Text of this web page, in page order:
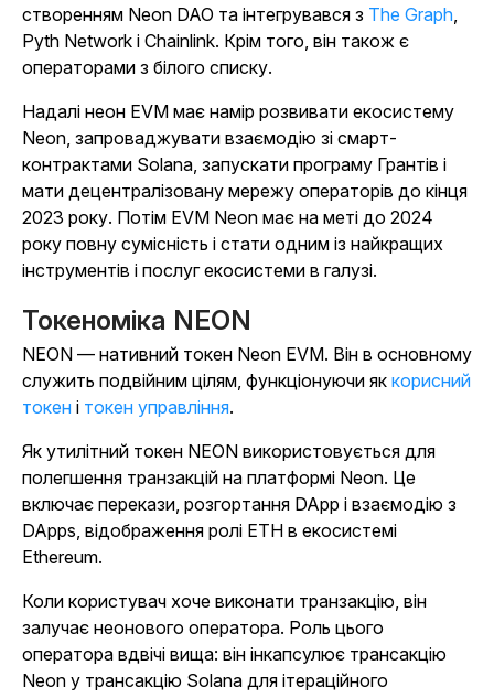
створенням Neon DAO та інтегрувався з The Graph,
Pyth Network і Chainlink. Крім того, він також є
операторами з білого списку.
Надалі неон EVM має намір розвивати екосистему
Neon, запроваджувати взаємодію зі смарт-
контрактами Solana, запускати програму Грантів і
мати децентралізовану мережу операторів до кінця
2023 року. Потім EVM Neon має на меті до 2024
року повну сумісність і стати одним із найкращих
інструментів і послуг екосистеми в галузі.
Токеноміка NEON
NEON — нативний токен Neon EVM. Він в основному
служить подвійним цілям, функціонуючи як корисний
токен і токен управління.
Як утилітний токен NEON використовується для
полегшення транзакцій на платформі Neon. Це
включає перекази, розгортання DApp і взаємодію з
DApps, відображення ролі ETH в екосистемі
Ethereum.
Коли користувач хоче виконати транзакцію, він
залучає неонового оператора. Роль цього
оператора вдвічі вища: він інкапсулює трансакцію
Neon у трансакцію Solana для ітераційного